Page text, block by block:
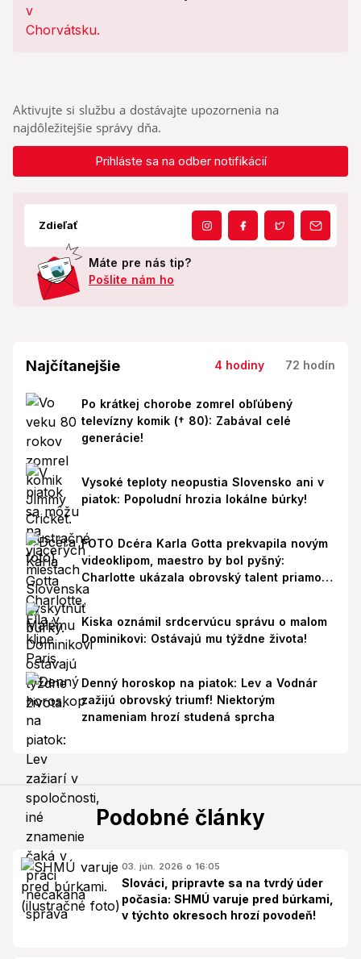
Aktivujte si službu a dostávajte upozornenia na
najdôležitejšie správy dňa.
Prihláste sa na odber notifikácií
Zdieľať
Máte pre nás tip?
Pošlite nám ho
Najčítanejšie 4 hodiny 72 hodín
Po krátkej chorobe zomrel obľúbený
televízny komik († 80): Zabával celé
generácie!
Vysoké teploty neopustia Slovensko ani v
piatok: Popoludní hrozia lokálne búrky!
FOTO Dcéra Karla Gotta prekvapila novým
videoklipom, maestro by bol pyšný:
Charlotte ukázala obrovský talent priamo v
Paríži!
Kiska oznámil srdcervúcu správu o malom
Dominikovi: Ostávajú mu týždne života!
Denný horoskop na piatok: Lev a Vodnár
zažijú obrovský triumf! Niektorým
znameniam hrozí studená sprcha
Podobné články
03. jún. 2026 o 16:05
Slováci, pripravte sa na tvrdý úder
počasia: SHMÚ varuje pred búrkami,
v týchto okresoch hrozí povodeň!